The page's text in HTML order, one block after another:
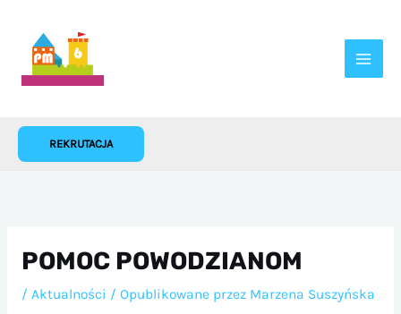
treści
REKRUTACJA
POMOC POWODZIANOM
/ Aktualności / Opublikowane przez Marzena Suszyńska